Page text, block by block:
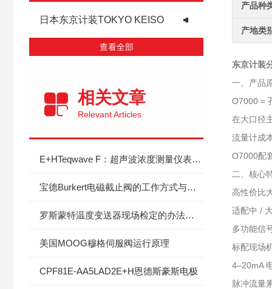
日本东京计装TOKYO KEISO
查看全部
相关文章
Relevant Articles
E+HTeqwave F：超声波浓度测量仪表的简介
宝德Burkert电磁截止阀的工作方式与存储转换
罗斯蒙特温度变送器现场检定的办法和整体校验要求
美国MOOG穆格伺服阀运行原理
CPF81E-AA5LAD2E+H恩德斯豪斯电极
产品种
产地类
东京计装
一、产品
O7000 =
在大口径
流量计成
O7000配
二、核心
高性价比
适配中 /
多功能信
标配现场
4–20mA
脉冲流量